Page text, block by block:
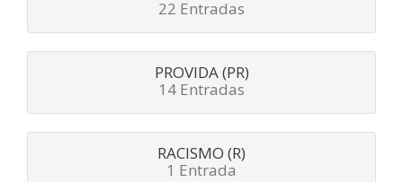
22 Entradas
PROVIDA (PR)
14 Entradas
RACISMO (R)
1 Entrada